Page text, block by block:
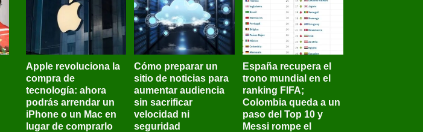
Apple revoluciona la
compra de
tecnología: ahora
podrás arrendar un
iPhone o un Mac en
lugar de comprarlo
Cómo preparar un
sitio de noticias para
aumentar audiencia
sin sacrificar
velocidad ni
seguridad
España recupera el
trono mundial en el
ranking FIFA;
Colombia queda a un
paso del Top 10 y
Messi rompe el